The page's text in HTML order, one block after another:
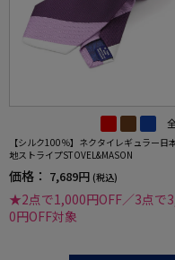
【シルク100％】ネクタイレギュラー日
地ストライプSTOVEL&MASON
価格： 7,689円 (税込)
★2点で1,000円OFF／3点で
0円OFF対象